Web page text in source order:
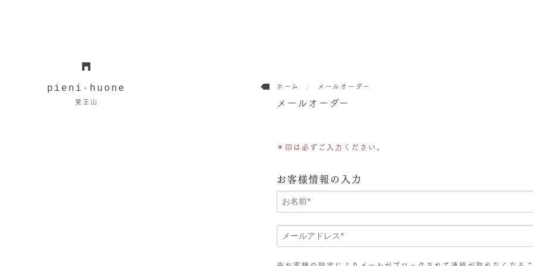
pieni ・huone
覚王山
ホーム メールオーダー
メールオーダー
＊ 印は必ずご入力ください。
お客様情報の入力